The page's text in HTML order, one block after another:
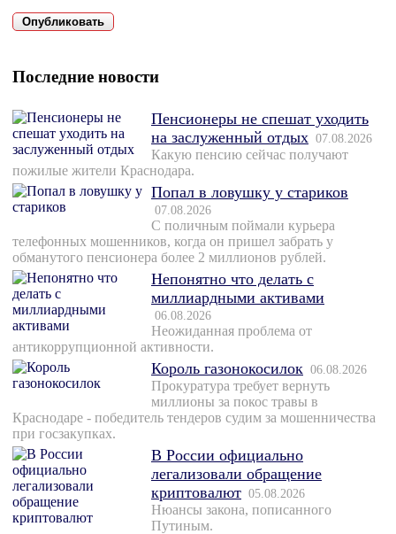
Последние новости
Пенсионеры не спешат уходить
на заслуженный отдых 07.08.2026
Какую пенсию сейчас получают
пожилые жители Краснодара.
Попал в ловушку у стариков
07.08.2026
С поличным поймали курьера
телефонных мошенников, когда он пришел забрать у
обманутого пенсионера более 2 миллионов рублей.
Непонятно что делать с
миллиардными активами
06.08.2026
Неожиданная проблема от
антикоррупционной активности.
Король газонокосилок 06.08.2026
Прокуратура требует вернуть
миллионы за покос травы в
Краснодаре - победитель тендеров судим за мошенничества
при госзакупках.
В России официально
легализовали обращение
криптовалют 05.08.2026
Нюансы закона, пописанного
Путиным.